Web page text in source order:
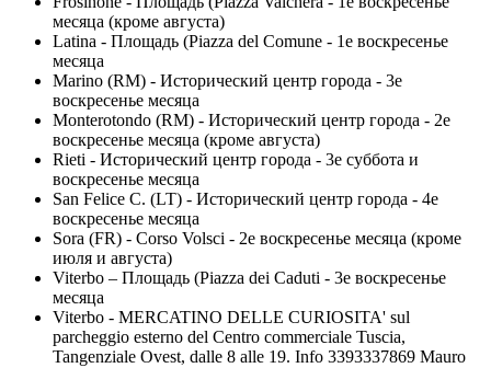
месяца (кроме августа)
Latina - Площадь (Piazza del Comune - 1е воскресенье
месяца
Marino (RM) - Исторический центр города - 3е
воскресенье месяца
Monterotondo (RM) - Исторический центр города - 2е
воскресенье месяца (кроме августа)
Rieti - Исторический центр города - 3е суббота и
воскресенье месяца
San Felice C. (LT) - Исторический центр города - 4е
воскресенье месяца
Sora (FR) - Corso Volsci - 2е воскресенье месяца (кроме
июля и августа)
Viterbo – Площадь (Piazza dei Caduti - 3е воскресенье
месяца
Viterbo - MERCATINO DELLE CURIOSITA' sul
parcheggio esterno del Centro commerciale Tuscia,
Tangenziale Ovest, dalle 8 alle 19. Info 3393337869 Mauro